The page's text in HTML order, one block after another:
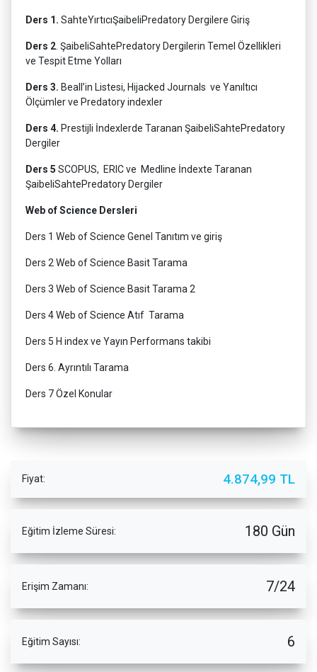
Ders 1. SahteYırtıcıŞaibeliPredatory Dergilere Giriş
Ders 2. ŞaibeliSahtePredatory Dergilerin Temel Özellikleri
ve Tespit Etme Yolları
Ders 3. Beall’in Listesi, Hijacked Journals ve Yanıltıcı
Ölçümler ve Predatory indexler
Ders 4. Prestijli İndexlerde Taranan ŞaibeliSahtePredatory
Dergiler
Ders 5 SCOPUS, ERIC ve Medline İndexte Taranan
ŞaibeliSahtePredatory Dergiler
Web of Science Dersleri
Ders 1 Web of Science Genel Tanıtım ve giriş
Ders 2 Web of Science Basit Tarama
Ders 3 Web of Science Basit Tarama 2
Ders 4 Web of Science Atıf Tarama
Ders 5 H index ve Yayın Performans takibi
Ders 6. Ayrıntılı Tarama
Ders 7 Özel Konular
Fiyat: 4.874,99 TL
Eğitim İzleme Süresi: 180 Gün
Erişim Zamanı: 7/24
Eğitim Sayısı: 6